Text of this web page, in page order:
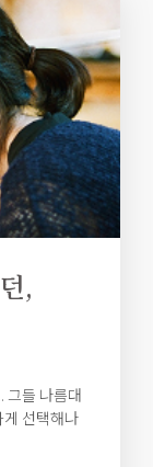
,
그들 나름대
선택해나